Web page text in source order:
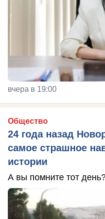
вчера в 19:00
Общество
24 года назад
самое страшное
истории
А вы помните тот